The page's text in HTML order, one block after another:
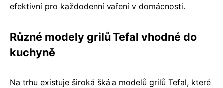
efektivní pro každodenní vaření v domácnosti.
Různé modely grilů Tefal vhodné do
kuchyně
Na trhu existuje široká škála modelů grilů Tefal, které